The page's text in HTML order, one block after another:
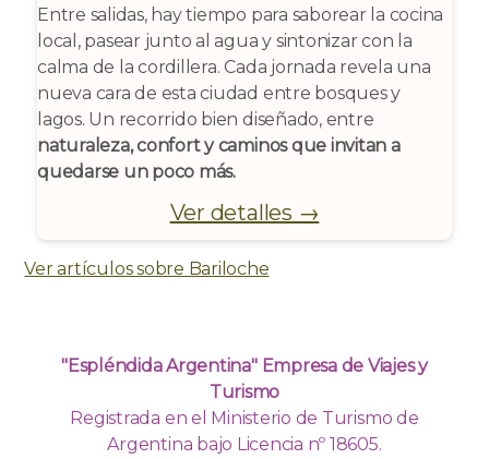
Entre salidas, hay tiempo para saborear la cocina
local, pasear junto al agua y sintonizar con la
calma de la cordillera. Cada jornada revela una
nueva cara de esta ciudad entre bosques y
lagos. Un recorrido bien diseñado, entre
naturaleza, confort y caminos que invitan a
quedarse un poco más.
Ver detalles →
Ver artículos sobre Bariloche
"Espléndida Argentina" Empresa de Viajes y
Turismo
Registrada en el Ministerio de Turismo de
Argentina bajo Licencia nº 18605.